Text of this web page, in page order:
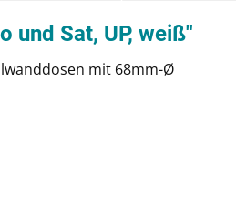
und Sat, UP, weiß"
mit 68mm-Ø